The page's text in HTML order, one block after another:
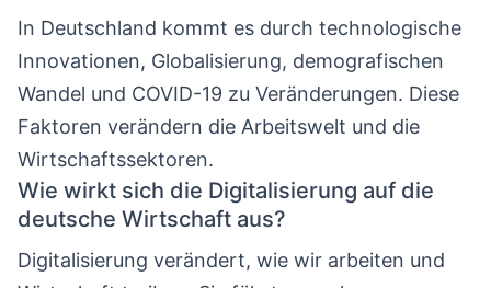
In Deutschland kommt es durch technologische
Innovationen, Globalisierung, demografischen
Wandel und COVID-19 zu Veränderungen. Diese
Faktoren verändern die Arbeitswelt und die
Wirtschaftssektoren.
Wie wirkt sich die Digitalisierung auf die
deutsche Wirtschaft aus?
Digitalisierung verändert, wie wir arbeiten und